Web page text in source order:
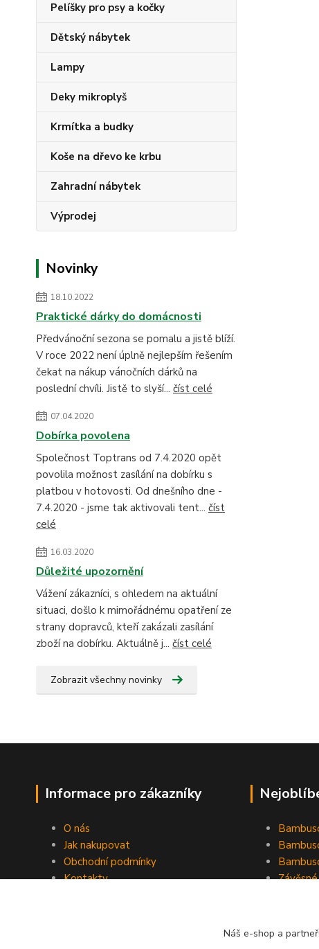
Pelíšky pro psy a kočky
Dětský nábytek
Lampy
Deky mikroplyš
Krmítka a budky
Koše na dřevo ke krbu
Zahradní nábytek
Výprodej
Novinky
18.10.2022
Praktické dárky do domácnosti
Předvánoční sezona se pomalu a jistě blíží.
V roce 2022 není úplně nejlepším řešením
čekat na nákup vánočních dárků na
poslední chvíli. Jistě to slyší... číst celé
07.04.2020
Dobírka povolena
Společnost Toptrans od 7.4.2020 opět
povolila možnost zasílání na dobírku s
platbou v hotovosti. Od dnešního dne -
7.4.2020 - jsme tak aktivovali tent... číst
celé
16.03.2020
Důležité upozornění
Vážení zákazníci, s ohledem na aktuální
situaci, došlo k mimořádnému opatření ze
strany dopravců, kteří zakázali zasílání
zboží na dobírku. Aktuálně j... číst celé
Zobrazit všechny novinky
Informace pro zákazníky
O nás
Jak nakupovat
Obchodní podmínky
Kontakty
Náš e-shop a